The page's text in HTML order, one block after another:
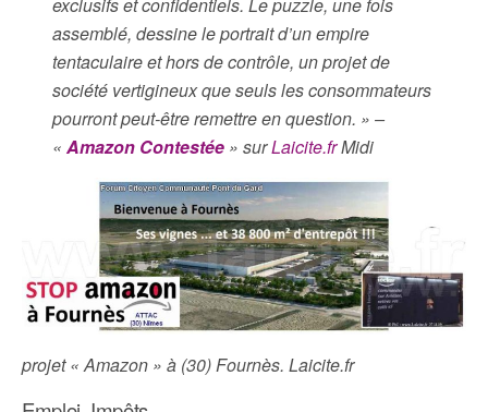
exclusifs et confidentiels. Le puzzle, une fois
assemblé, dessine le portrait d’un empire
tentaculaire et hors de contrôle, un projet de
société vertigineux que seuls les consommateurs
pourront peut-être remettre en question. » –
«Amazon Contestée » surLaicite.frMidi
projet « Amazon » à (30) Fournès. Laicite.fr